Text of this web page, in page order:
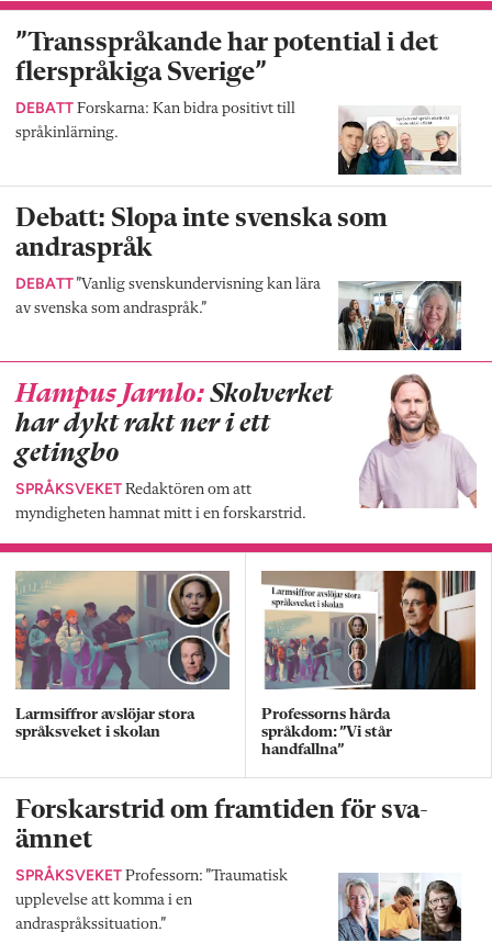
”Transspråkande har potential i det
flerspråkiga Sverige”
DEBATT Forskarna: Kan bidra positivt till
språkinlärning.
Debatt: Slopa inte svenska som
andraspråk
DEBATT”Vanlig svenskundervisning kan lära
av svenska som andraspråk.”
Hampus Jarnlo: Skolverket
har dykt rakt ner i ett
getingbo
SPRÅKSVEKET Redaktören om att
myndigheten hamnat mitt i en forskarstrid.
Larmsiffror avslöjar stora
språksveket i skolan
Professorns hårda
språkdom: ”Vi står
handfallna”
Forskarstrid om framtiden för sva-
ämnet
SPRÅKSVEKET Professorn: ”Traumatisk
upplevelse att komma i en
andraspråkssituation.”